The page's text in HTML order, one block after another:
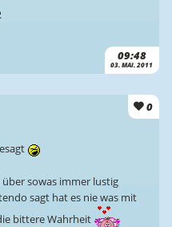
09:48
03. MAI. 2011
0
sowas immer lustig
sagt hat es nie was mit
bittere Wahrheit